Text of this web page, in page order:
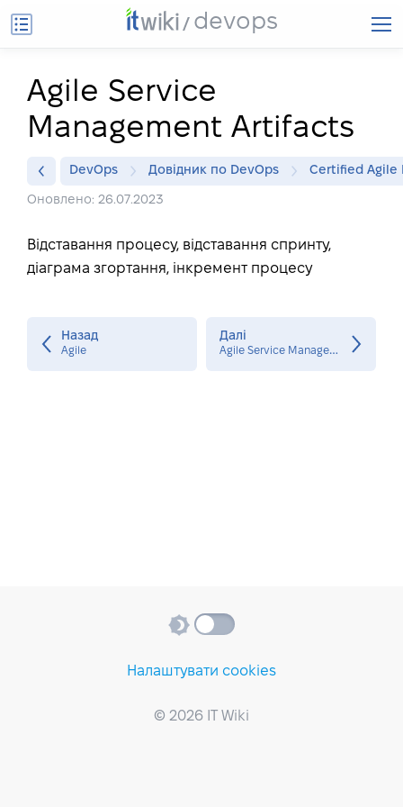
devops
Agile Service
Management Artifacts
DevOps Довідник по DevOps Certified Agile
Оновлено: 26.07.2023
Відставання процесу, відставання спринту,
діаграма згортання, інкремент процесу
Назад
Agile
Далі
A
gile Service Management Events
Налаштувати cookies
© 2026 IT Wiki